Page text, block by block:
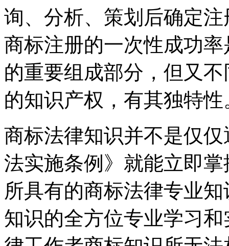
询、分析、策划后确定
商标注册的一次性成功
的重要组成部分，但又
的知识产权，有其独特性
商标法律知识并不是仅
法实施条例》就能立即
所具有的商标法律专业
知识的全方位专业学习